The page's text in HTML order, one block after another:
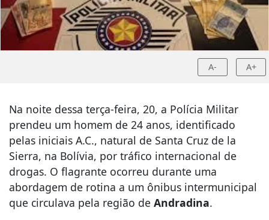
A- A+
Na noite dessa terça-feira, 20, a Polícia Militar
prendeu um homem de 24 anos, identificado
pelas iniciais A.C., natural de Santa Cruz de la
Sierra, na Bolívia, por tráfico internacional de
drogas. O flagrante ocorreu durante uma
abordagem de rotina a um ônibus intermunicipal
que circulava pela região de Andradina.